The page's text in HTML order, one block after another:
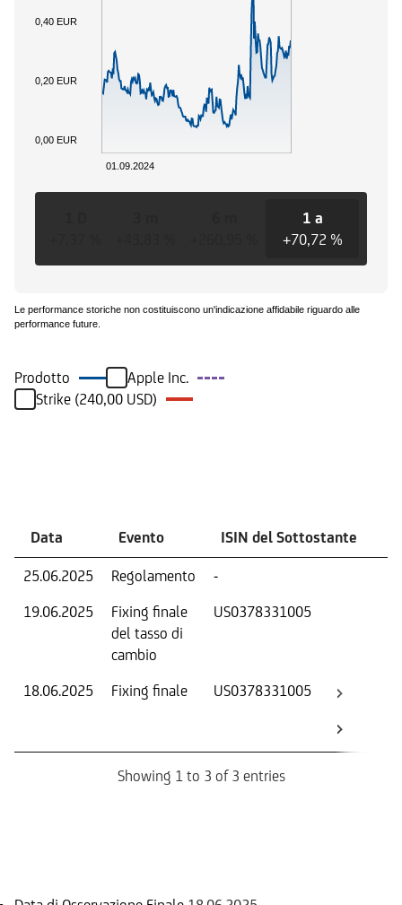
01.09.2024
0,00 EUR
0,20 EUR
0,40 EUR
1 a
+70,72 %
Le performance storiche non costituiscono un'indicazione affidabile riguardo alle
performance future.
Prodotto
Apple Inc.
Strike (240,00 USD)
Data Evento ISIN del Sottostante
25.06.2025 Regolamento -
19.06.2025
Fixing finale
del tasso di
cambio
US0378331005
18.06.2025 Fixing finale US0378331005
Showing 1 to 3 of 3 entries